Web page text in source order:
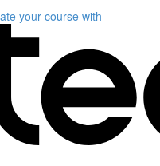
your course with